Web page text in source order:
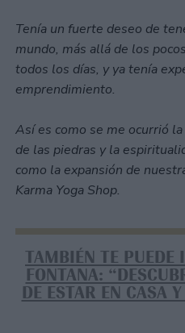
Tenía un fuerte deseo de
mundo, más allá de los
todos los días, y ya tenía
emprendimiento.
Así es como se me ocurrió
de las piedras y la
como la expansión de
Karma Yoga Shop.
TAMBIÉN TE PUEDE
FONTANA:
DE ESTAR EN CASA